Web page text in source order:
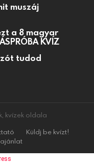
muszáj
a 8 magyar
KVÍZ
tudod
kvízek oldala
Küldj be kvízt!